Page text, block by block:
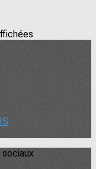
sociaux